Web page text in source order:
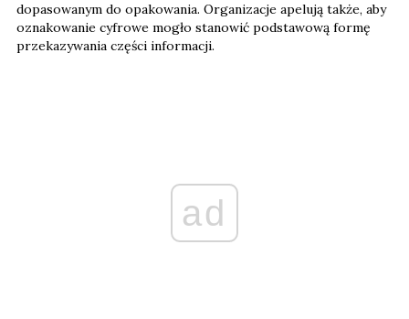
dopasowanym do opakowania. Organizacje apelują także, aby
oznakowanie cyfrowe mogło stanowić podstawową formę
przekazywania części informacji.
ad